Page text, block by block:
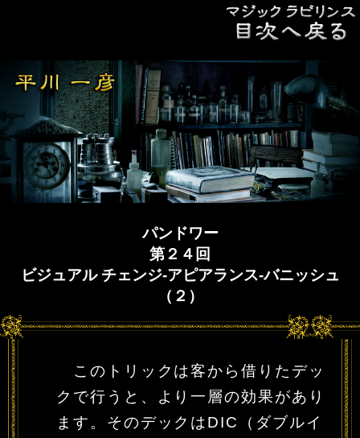
パンドワー
第２４回
ビジュアル チェンジ‐アピアランス‐バニッシュ
（２）
このトリックは客から借りたデッ
クで行うと、より一層の効果があり
ます。そのデックはDIC（ダブルイ